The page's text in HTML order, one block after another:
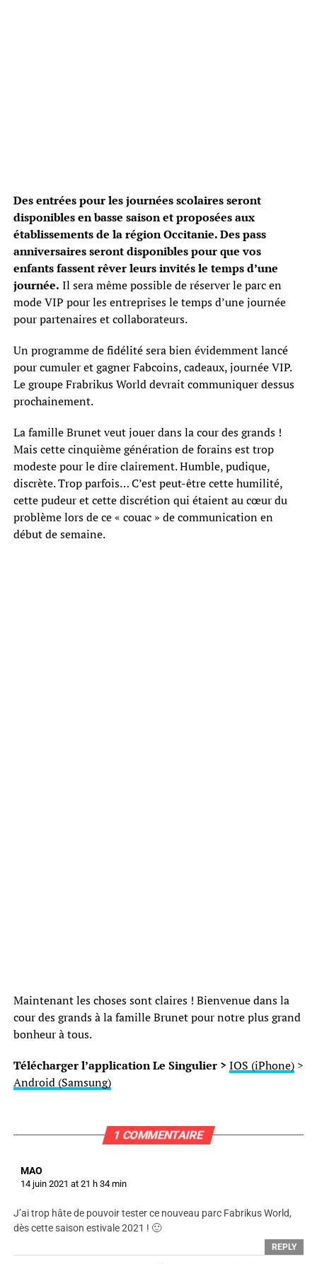
Des entrées pour les journées scolaires seront
disponibles en basse saison et proposées aux
établissements de la région Occitanie. Des pass
anniversaires seront disponibles pour que vos
enfants fassent rêver leurs invités le temps d’une
journée. Il sera même possible de réserver le parc en
mode VIP pour les entreprises le temps d’une journée
pour partenaires et collaborateurs.
Un programme de fidélité sera bien évidemment lancé
pour cumuler et gagner Fabcoins, cadeaux, journée VIP.
Le groupe Frabrikus World devrait communiquer dessus
prochainement.
La famille Brunet veut jouer dans la cour des grands !
Mais cette cinquième génération de forains est trop
modeste pour le dire clairement. Humble, pudique,
discrète. Trop parfois… C’est peut-être cette humilité,
cette pudeur et cette discrétion qui étaient au cœur du
problème lors de ce « couac » de communication en
début de semaine.
Maintenant les choses sont claires ! Bienvenue dans la
cour des grands à la famille Brunet pour notre plus grand
bonheur à tous.
Télécharger l’application Le Singulier > IOS (iPhone)>
Android (Samsung)
1 COMMENTAIRE
MAO
14 juin 2021 at 21 h 34 min
J’ai trop hâte de pouvoir tester ce nouveau parc Fabrikus World,
dès cette saison estivale 2021 ! 🙂
REPLY